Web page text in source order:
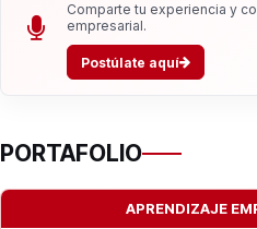
Comparte tu experiencia y
empresarial.
Postúlate aquí
PORTAFOLIO
APRENDIZAJE